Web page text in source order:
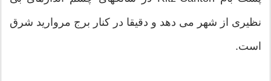
نظیری از شهر می دهد و دقیقا در کنار برج مروارید شرق
است.